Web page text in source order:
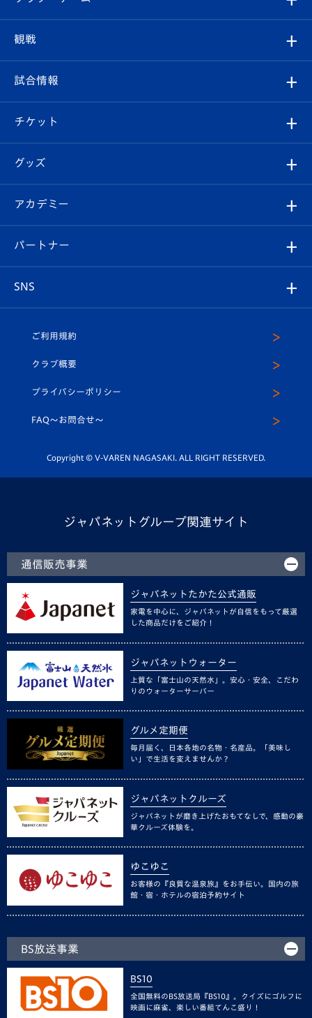
クラブ
試合情報
チケット
イベント
メディア
ホームタウン
クラブ概要
エンブレム紹介
スタッフプロフィール
マスコット紹介
平和祈念活動
ホームタウン活動
観戦
観戦ルール
はじめての観戦ガイド
Revive Team
ヴィヴィくんの長崎おもてなしガイド
試合情報
試合日程/結果
フォトギャラリー
スタジアムグルメ
チケット
チケット
V-LOVERS（ファンクラブ）
プレイヤーズスイート
グッズ
オンラインショップ
店舗情報
アカデミー
育成からのお知らせ
U-18
スクール
パートナー
SNS
ヴィヴィくんインスタグラム
公式LINE＠
ご利用規約
クラブ概要
プライバシーポリシー
FAQ〜お問合せ〜
Copyright © V-VAREN NAGASAKI. ALL RIGHT RESERVED.
ジャパネットグループ関連サイト
通信販売事業
ジャパネットたかた公式通販
家電を中心に、ジャパネットが自信をもって厳選
した商品だけをご紹介！
ジャパネットウォーター
上質な「富士山の天然水」。安心・安全、こだわ
りのウォーターサーバー
グルメ定期便
毎月届く、日本各地の名物・名産品。「美味し
い」で生活を変えませんか？
ジャパネットクルーズ
ジャパネットが磨き上げたおもてなしで、感動の豪
華クルーズ体験を。
ゆこゆこ
お客様の『良質な温泉旅』をお手伝い。国内の旅
館・宿・ホテルの宿泊予約サイト
BS放送事業
BS10
全国無料のBS放送局『BS10』。クイズにゴルフに
映画に麻雀、楽しい番組てんこ盛り！